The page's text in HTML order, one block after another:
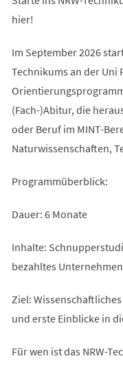
hier!
Im September 2026
Technikums an der Uni
(Fach-)Abitur, die
oder Beruf im MINT-
Naturwissenschaften,
Programmüberblick:
Dauer: 6 Monate
Inhalte:
bezahltes
Ziel:
und erste Einblicke in
Für wen ist das NRW-